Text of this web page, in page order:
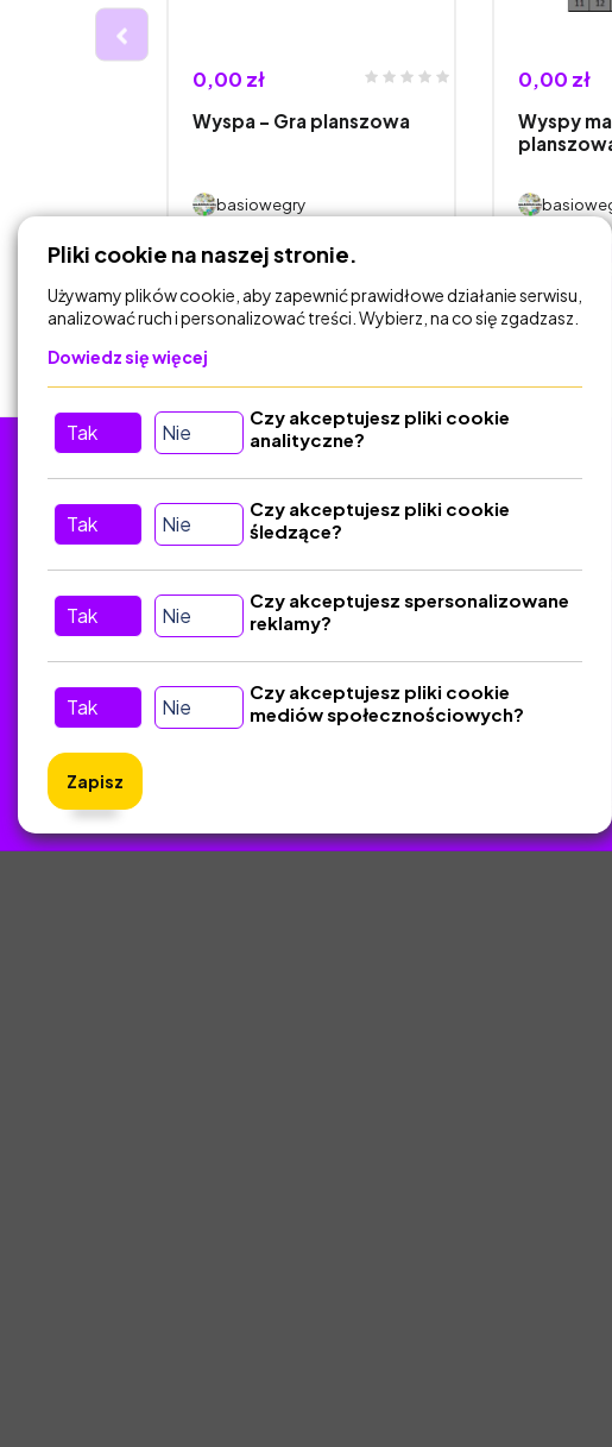
0,00 zł
Wyspa – Gra planszowa
basiowegry
DODAJ DO
KOSZYKA
0,00 zł
Wyspy
Kontakt
Polityka
ZlotyNauczyciel.pl
Pliki cookie na naszej stronie.
Używamy plików cookie, aby zapewnić prawidłowe działanie serwisu,
analizować ruch i personalizować treści. Wybierz, na co się zgadzasz.
Dowiedz się więcej
Tak Nie
Czy akceptujesz pliki cookie
analityczne?
Tak Nie
Czy akceptujesz pliki cookie
śledzące?
Tak Nie
Czy akceptujesz spersonalizowane
reklamy?
Tak Nie
Czy akceptujesz pliki cookie
mediów społecznościowych?
Zapisz